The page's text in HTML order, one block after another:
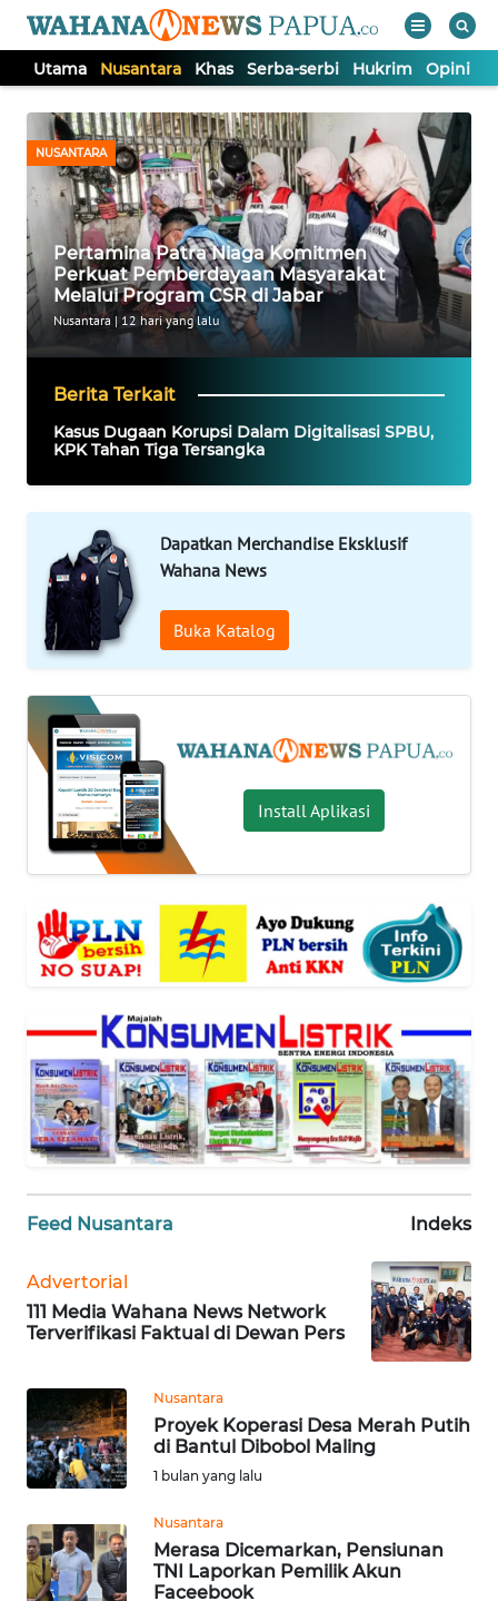
Utama Nusantara Khas Serba-serbi Hukrim Opini
NUSANTARA
Pertamina Patra Niaga Komitmen
Perkuat Pemberdayaan Masyarakat
Melalui Program CSR di Jabar
Nusantara | 12 hari yang lalu
Berita Terkait
Kasus Dugaan Korupsi Dalam Digitalisasi SPBU,
KPK Tahan Tiga Tersangka
Dapatkan Merchandise Eksklusif
Wahana News
Buka Katalog
Install Aplikasi
Feed Nusantara Indeks
Advertorial
111 Media Wahana News Network
Terverifikasi Faktual di Dewan Pers
Nusantara
Proyek Koperasi Desa Merah Putih
di Bantul Dibobol Maling
1 bulan yang lalu
Nusantara
Merasa Dicemarkan, Pensiunan
TNI Laporkan Pemilik Akun
Faceebook
TV
Tutup
UTAMA
NUSANTARA
KHAS
SERBA-
PERISTIWA
Informasi
BERITA
KONTAK
KAMI
TENTANG
KAMI
PEDOMAN
MEDIA
SIBER
REDAKSI
KARIR
Wahana
News
WN
SUMUT
JAKARTA
WN